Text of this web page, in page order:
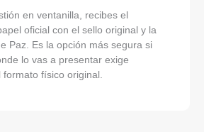
en ventanilla, recibes el
oficial con el sello original y la
Paz. Es la opción más segura si
lo vas a presentar exige
físico original.